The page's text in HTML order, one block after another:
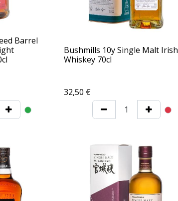
Barrel
Bushmills 10y Single Malt Irish
Whiskey 70cl
32,50 €